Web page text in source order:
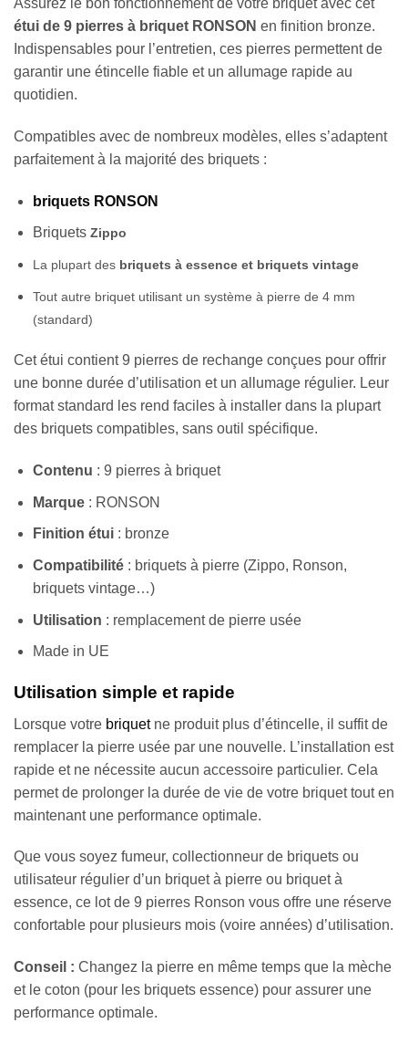
Assurez le bon fonctionnement de votre briquet avec cet
étui de 9 pierres à briquet RONSON en finition bronze.
Indispensables pour l’entretien, ces pierres permettent de
garantir une étincelle fiable et un allumage rapide au
quotidien.
Compatibles avec de nombreux modèles, elles s’adaptent
parfaitement à la majorité des briquets :
briquets RONSON
Briquets Zippo
La plupart des briquets à essence et briquets vintage
Tout autre briquet utilisant un système à pierre de 4 mm
(standard)
Cet étui contient 9 pierres de rechange conçues pour offrir
une bonne durée d’utilisation et un allumage régulier. Leur
format standard les rend faciles à installer dans la plupart
des briquets compatibles, sans outil spécifique.
Contenu : 9 pierres à briquet
Marque: RONSON
Finition étui: bronze
Compatibilité: briquets à pierre (Zippo, Ronson,
briquets vintage…)
Utilisation : remplacement de pierre usée
Made in UE
Utilisation simple et rapide
Lorsque votre briquetne produit plus d’étincelle, il suffit de
remplacer la pierre usée par une nouvelle. L’installation est
rapide et ne nécessite aucun accessoire particulier. Cela
permet de prolonger la durée de vie de votre briquet tout en
maintenant une performance optimale.
Que vous soyez fumeur, collectionneur de briquets ou
utilisateur régulier d’un briquet à pierre ou briquet à
essence, ce lot de 9 pierres Ronson vous offre une réserve
confortable pour plusieurs mois (voire années) d’utilisation.
Conseil : Changez la pierre en même temps que la mèche
et le coton (pour les briquets essence) pour assurer une
performance optimale.
Appliquer les filtres